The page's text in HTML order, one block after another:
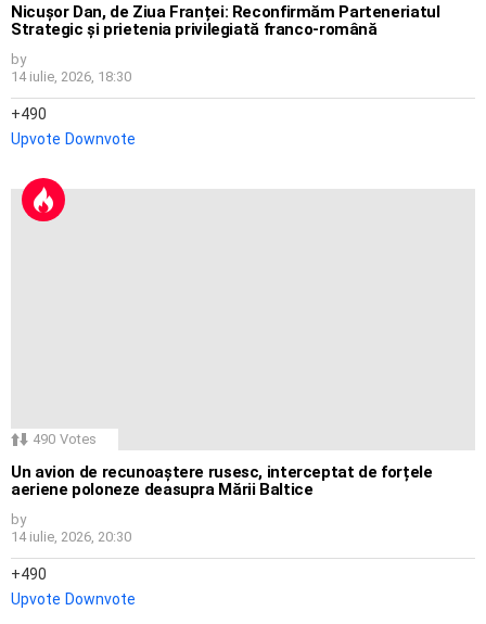
Nicușor Dan, de Ziua Franței: Reconfirmăm Parteneriatul
Strategic și prietenia privilegiată franco-română
by
14 iulie, 2026, 18:30
490
Upvote Downvote
490 Votes
Un avion de recunoaștere rusesc, interceptat de forțele
aeriene poloneze deasupra Mării Baltice
by
14 iulie, 2026, 20:30
490
Upvote Downvote